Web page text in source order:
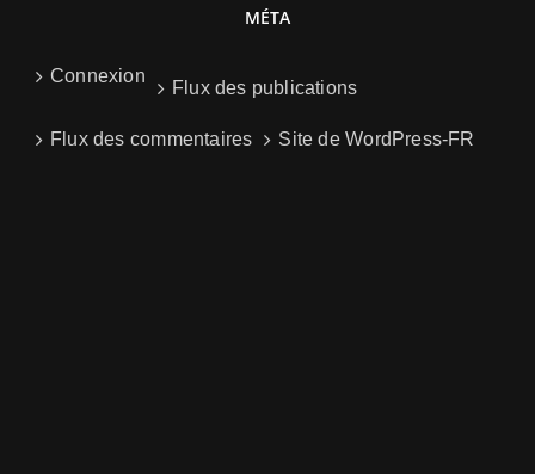
MÉTA
Connexion
Flux des publications
Flux des commentaires Site de WordPress-FR